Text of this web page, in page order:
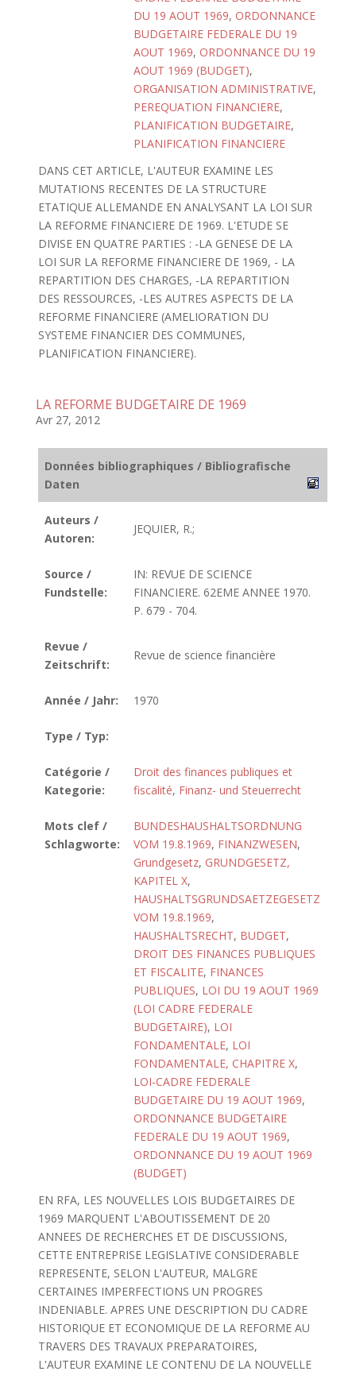
DU 19 AOUT 1969, ORDONNANCE
BUDGETAIRE FEDERALE DU 19
AOUT 1969, ORDONNANCE DU 19
AOUT 1969 (BUDGET),
ORGANISATION ADMINISTRATIVE,
PEREQUATION FINANCIERE,
PLANIFICATION BUDGETAIRE,
PLANIFICATION FINANCIERE
DANS CET ARTICLE, L'AUTEUR EXAMINE LES
MUTATIONS RECENTES DE LA STRUCTURE
ETATIQUE ALLEMANDE EN ANALYSANT LA LOI SUR
LA REFORME FINANCIERE DE 1969. L'ETUDE SE
DIVISE EN QUATRE PARTIES : -LA GENESE DE LA
LOI SUR LA REFORME FINANCIERE DE 1969, - LA
REPARTITION DES CHARGES, -LA REPARTITION
DES RESSOURCES, -LES AUTRES ASPECTS DE LA
REFORME FINANCIERE (AMELIORATION DU
SYSTEME FINANCIER DES COMMUNES,
PLANIFICATION FINANCIERE).
LA REFORME BUDGETAIRE DE 1969
Avr 27, 2012
Données bibliographiques / Bibliografische
Daten
Auteurs /
Autoren:
JEQUIER, R.;
Source /
Fundstelle:
IN: REVUE DE SCIENCE
FINANCIERE. 62EME ANNEE 1970.
P. 679 - 704.
Revue /
Zeitschrift:
Revue de science financière
Année / Jahr: 1970
Type / Typ:
Catégorie /
Kategorie:
Droit des finances publiques et
fiscalité, Finanz- und Steuerrecht
Mots clef /
Schlagworte:
BUNDESHAUSHALTSORDNUNG
VOM 19.8.1969, FINANZWESEN,
Grundgesetz, GRUNDGESETZ,
KAPITEL X,
HAUSHALTSGRUNDSAETZEGESETZ
VOM 19.8.1969,
HAUSHALTSRECHT, BUDGET,
DROIT DES FINANCES PUBLIQUES
ET FISCALITE, FINANCES
PUBLIQUES, LOI DU 19 AOUT 1969
(LOI CADRE FEDERALE
BUDGETAIRE), LOI
FONDAMENTALE, LOI
FONDAMENTALE, CHAPITRE X,
LOI-CADRE FEDERALE
BUDGETAIRE DU 19 AOUT 1969,
ORDONNANCE BUDGETAIRE
FEDERALE DU 19 AOUT 1969,
ORDONNANCE DU 19 AOUT 1969
(BUDGET)
EN RFA, LES NOUVELLES LOIS BUDGETAIRES DE
1969 MARQUENT L'ABOUTISSEMENT DE 20
ANNEES DE RECHERCHES ET DE DISCUSSIONS,
CETTE ENTREPRISE LEGISLATIVE CONSIDERABLE
REPRESENTE, SELON L'AUTEUR, MALGRE
CERTAINES IMPERFECTIONS UN PROGRES
INDENIABLE. APRES UNE DESCRIPTION DU CADRE
HISTORIQUE ET ECONOMIQUE DE LA REFORME AU
TRAVERS DES TRAVAUX PREPARATOIRES,
L'AUTEUR EXAMINE LE CONTENU DE LA NOUVELLE